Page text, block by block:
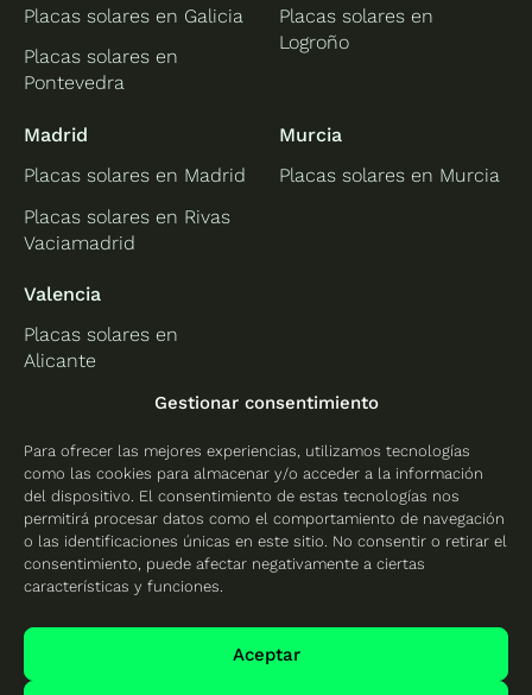
Gestionar consentimiento
Para ofrecer las mejores experiencias, utilizamos tecnologías
como las cookies para almacenar y/o acceder a la información
del dispositivo. El consentimiento de estas tecnologías nos
permitirá procesar datos como el comportamiento de navegación
o las identificaciones únicas en este sitio. No consentir o retirar el
consentimiento, puede afectar negativamente a ciertas
características y funciones.
Aceptar
Placas solares en Galicia
Placas solares en
Pontevedra
Placas solares en
Logroño
Madrid
Placas solares en Madrid
Placas solares en Rivas
Vaciamadrid
Murcia
Placas solares en Murcia
Valencia
Placas solares en
Alicante
Placas solares en
Placas solares en
Valencia
Protección de datos
Política de cookies
Mapa del sitio